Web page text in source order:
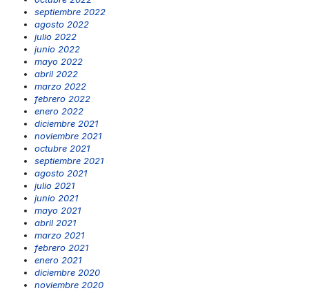
septiembre 2022
agosto 2022
julio 2022
junio 2022
mayo 2022
abril 2022
marzo 2022
febrero 2022
enero 2022
diciembre 2021
noviembre 2021
octubre 2021
septiembre 2021
agosto 2021
julio 2021
junio 2021
mayo 2021
abril 2021
marzo 2021
febrero 2021
enero 2021
diciembre 2020
noviembre 2020